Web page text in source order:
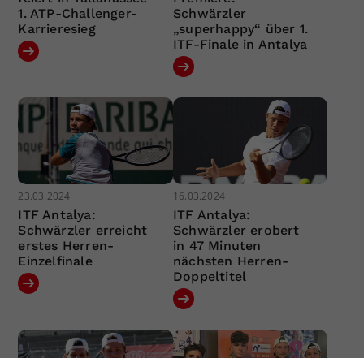
1. ATP-Challenger-
Karrieresieg
Schwärzler
„superhappy“ über 1.
ITF-Finale in Antalya
23.03.2024
ITF Antalya:
Schwärzler erreicht
erstes Herren-
Einzelfinale
16.03.2024
ITF Antalya:
Schwärzler erobert
in 47 Minuten
nächsten Herren-
Doppeltitel